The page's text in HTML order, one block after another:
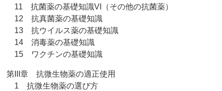
11 抗菌薬の基礎知識VI（その他の抗菌薬）
12 抗真菌薬の基礎知識
13 抗ウイルス薬の基礎知識
14 消毒薬の基礎知識
15 ワクチンの基礎知識
第III章 抗微生物薬の適正使用
1 抗微生物薬の選び方